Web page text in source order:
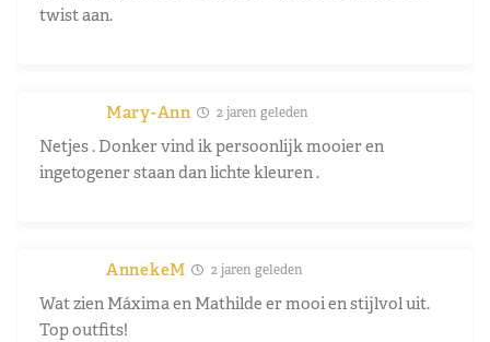
twist aan.
Mary-Ann 2 jaren geleden
Netjes . Donker vind ik persoonlijk mooier en
ingetogener staan dan lichte kleuren .
AnnekeM 2 jaren geleden
Wat zien Máxima en Mathilde er mooi en stijlvol uit.
Top outfits!